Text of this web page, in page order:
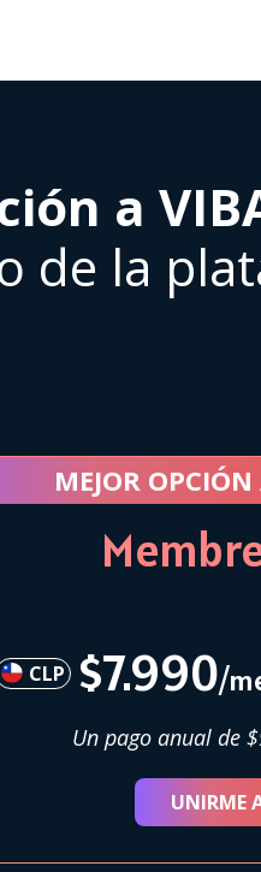
a
de la
MEJOR
CLP $7.990/
Un pago anual de
UNIRME